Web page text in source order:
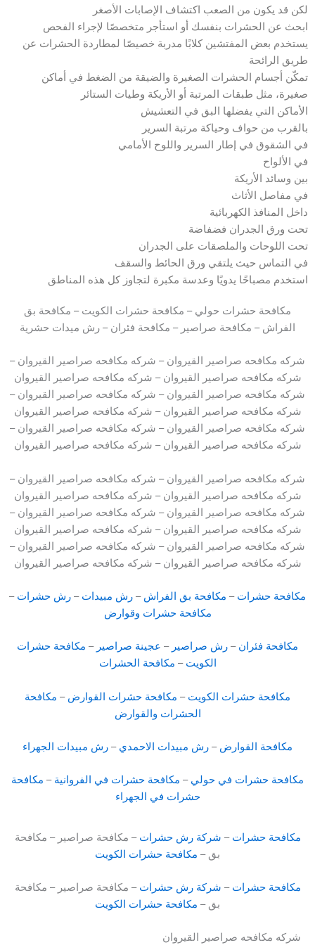
لكن قد يكون من الصعب اكتشاف الإصابات الأصغر
ابحث عن الحشرات بنفسك أو استأجر متخصصًا لإجراء الفحص
يستخدم بعض المفتشين كلابًا مدربة خصيصًا لمطاردة الحشرات عن
طريق الرائحة
تمكّن أجسام الحشرات الصغيرة والضيقة من الضغط في أماكن
صغيرة، مثل طبقات المرتبة أو الأريكة وطيات الستائر
الأماكن التي يفضلها البق في التعشيش
بالقرب من حواف وحياكة مرتبة السرير
في الشقوق في إطار السرير واللوح الأمامي
في الألواح
بين وسائد الأريكة
في مفاصل الأثاث
داخل المنافذ الكهربائية
تحت ورق الجدران فضفاضة
تحت اللوحات والملصقات على الجدران
في التماس حيث يلتقي ورق الحائط والسقف
استخدم مصباحًا يدويًا وعدسة مكبرة لتجاوز كل هذه المناطق
مكافحة حشرات حولي – مكافحة حشرات الكويت – مكافحة بق
الفراش – مكافحة صراصير – مكافحة فئران – رش ميدات حشرية
شركه مكافحه صراصير القيروان – شركه مكافحه صراصير القيروان –
شركه مكافحه صراصير القيروان – شركه مكافحه صراصير القيروان
شركه مكافحه صراصير القيروان – شركه مكافحه صراصير القيروان –
شركه مكافحه صراصير القيروان – شركه مكافحه صراصير القيروان
شركه مكافحه صراصير القيروان – شركه مكافحه صراصير القيروان –
شركه مكافحه صراصير القيروان – شركه مكافحه صراصير القيروان
شركه مكافحه صراصير القيروان – شركه مكافحه صراصير القيروان –
شركه مكافحه صراصير القيروان – شركه مكافحه صراصير القيروان
شركه مكافحه صراصير القيروان – شركه مكافحه صراصير القيروان –
شركه مكافحه صراصير القيروان – شركه مكافحه صراصير القيروان
شركه مكافحه صراصير القيروان – شركه مكافحه صراصير القيروان –
شركه مكافحه صراصير القيروان – شركه مكافحه صراصير القيروان
مكافحة حشرات – مكافحة بق الفراش – رش مبيدات – رش حشرات –
مكافحة حشرات وقوارض
مكافحة فئران – رش صراصير – عجينة صراصير – مكافحة حشرات
الكويت – مكافحة الحشرات
مكافحة حشرات الكويت – مكافحة حشرات القوارض – مكافحة
الحشرات والقوارض
مكافحة القوارض – رش مبيدات الاحمدي – رش مبيدات الجهراء
مكافحة حشرات في حولي – مكافحة حشرات في الفروانية – مكافحة
حشرات في الجهراء
مكافحة حشرات – شركة رش حشرات – مكافحة صراصير – مكافحة
بق – مكافحة حشرات الكويت
مكافحة حشرات – شركة رش حشرات – مكافحة صراصير – مكافحة
بق – مكافحة حشرات الكويت
شركه مكافحه صراصير القيروان